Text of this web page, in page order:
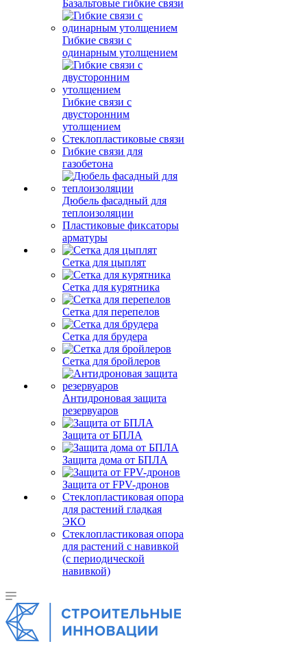
Базальтовые гибкие связи
Гибкие связи с
одинарным утолщением
Гибкие связи с
двусторонним
утолщением
Стеклопластиковые связи
Гибкие связи для
газобетона
Дюбель фасадный для
теплоизоляции
Пластиковые фиксаторы
арматуры
Сетка для цыплят
Сетка для курятника
Сетка для перепелов
Сетка для брудера
Сетка для бройлеров
Антидроновая защита
резервуаров
Защита от БПЛА
Защита дома от БПЛА
Защита от FPV-дронов
Стеклопластиковая опора
для растений гладкая
ЭКО
Стеклопластиковая опора
для растений с навивкой
(с периодической
навивкой)